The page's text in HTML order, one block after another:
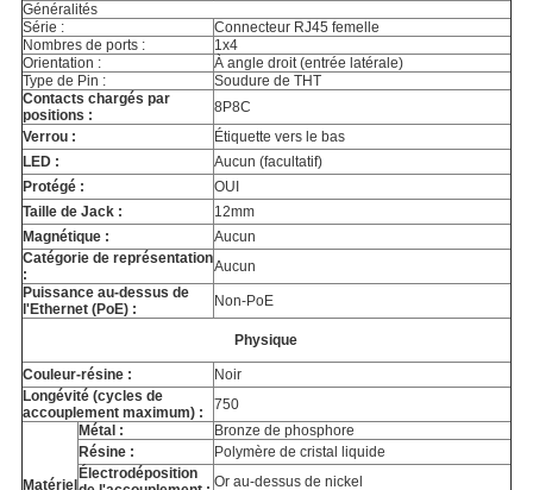
Généralités
Série :
Connecteur RJ45 femelle
Nombres de ports :
1x4
Orientation :
À angle droit (entrée latérale)
Type de Pin :
Soudure de THT
Contacts chargés par
positions :
8P8C
Verrou :
Étiquette vers le bas
LED :
Aucun (facultatif)
Protégé :
OUI
Taille de Jack :
12mm
Magnétique :
Aucun
Catégorie de représentation
:
Aucun
Puissance au-dessus de
l'Ethernet (PoE) :
Non-PoE
Physique
Couleur-résine :
Noir
Longévité (cycles de
accouplement maximum) :
750
Matériel
Métal :
Bronze de phosphore
Résine :
Polymère de cristal liquide
Électrodéposition
Or au-dessus de nickel